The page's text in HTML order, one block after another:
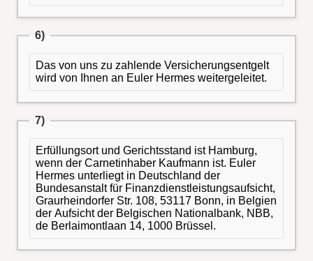
6)
Das von uns zu zahlende Versicherungsentgelt
wird von Ihnen an Euler Hermes weitergeleitet.
7)
Erfüllungsort und Gerichtsstand ist Hamburg,
wenn der Carnetinhaber Kaufmann ist. Euler
Hermes unterliegt in Deutschland der
Bundesanstalt für Finanzdienstleistungsaufsicht,
Graurheindorfer Str. 108, 53117 Bonn, in Belgien
der Aufsicht der Belgischen Nationalbank, NBB,
de Berlaimontlaan 14, 1000 Brüssel.